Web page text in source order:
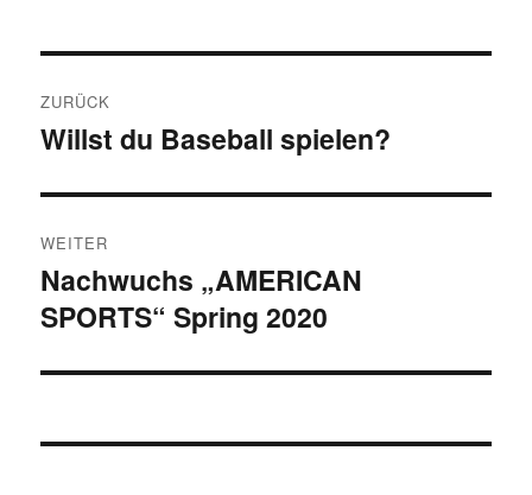
ZURÜCK
Vorheriger
Willst du Baseball spielen?
WEITER
Nächster
Beitrag:
Nachwuchs „AMERICAN
SPORTS“ Spring 2020